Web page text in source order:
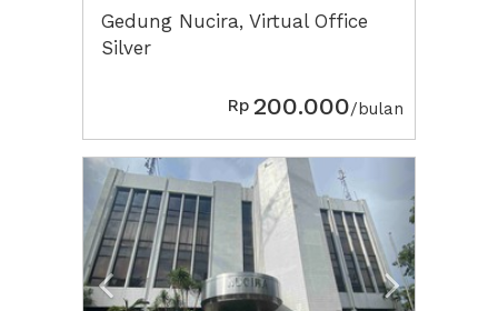
Gedung Nucira, Virtual Office
Silver
Rp 200.000/bulan
Previous